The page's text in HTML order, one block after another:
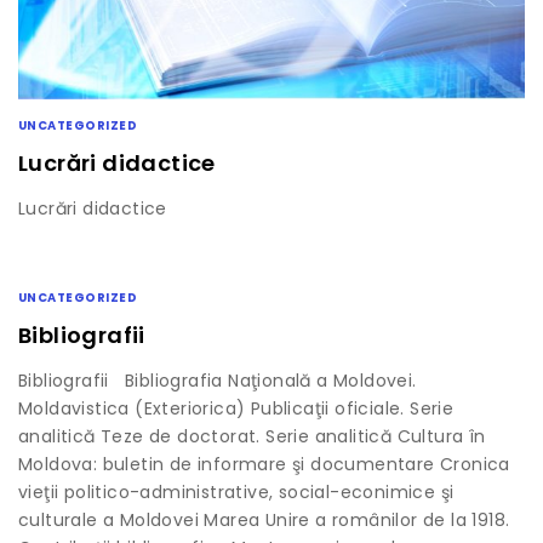
UNCATEGORIZED
Lucrări didactice
Lucrări didactice
UNCATEGORIZED
Bibliografii
Bibliografii Bibliografia Naţională a Moldovei.
Moldavistica (Exteriorica) Publicaţii oficiale. Serie
analitică Teze de doctorat. Serie analitică Cultura în
Moldova: buletin de informare şi documentare Cronica
vieţii politico-administrative, social-econimice şi
culturale a Moldovei Marea Unire a românilor de la 1918.